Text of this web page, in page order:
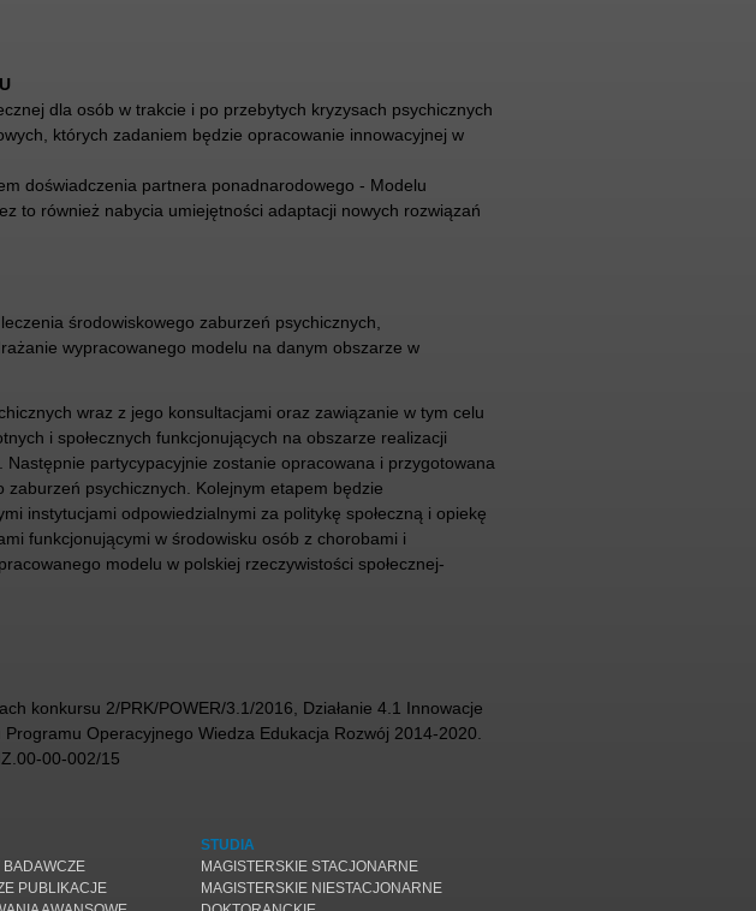
dla osób w trakcie i po przebytych kryzysach psychicznych
których zadaniem będzie opracowanie innowacyjnej w
doświadczenia partnera ponadnarodowego - Modelu
to również nabycia umiejętności adaptacji nowych rozwiązań
środowiskowego zaburzeń psychicznych,
wypracowanego modelu na danym obszarze w
wraz z jego konsultacjami oraz zawiązanie w tym celu
i społecznych funkcjonujących na obszarze realizacji
partycypacyjnie zostanie opracowana i przygotowana
psychicznych. Kolejnym etapem będzie
instytucjami odpowiedzialnymi za politykę społeczną i opiekę
funkcjonującymi w środowisku osób z chorobami i
modelu w polskiej rzeczywistości społecznej-
konkursu 2/PRK/POWER/3.1/2016, Działanie 4.1 Innowacje
Operacyjnego Wiedza Edukacja Rozwój 2014-2020.
00-002/15
BADAWCZE
PUBLIKACJE
STUDIA
MAGISTERSKIE STACJONARNE
MAGISTERSKIE NIESTACJONARNE